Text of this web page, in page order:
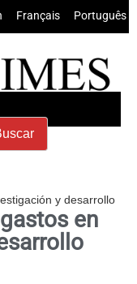
Français Português
y desarrollo
en